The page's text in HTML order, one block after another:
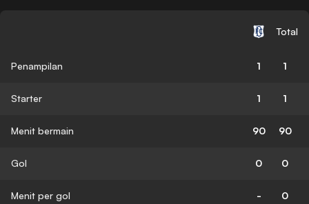
Total
Penampilan 1 1
Starter 1 1
Menit bermain 90 90
Gol 0 0
Menit per gol - 0